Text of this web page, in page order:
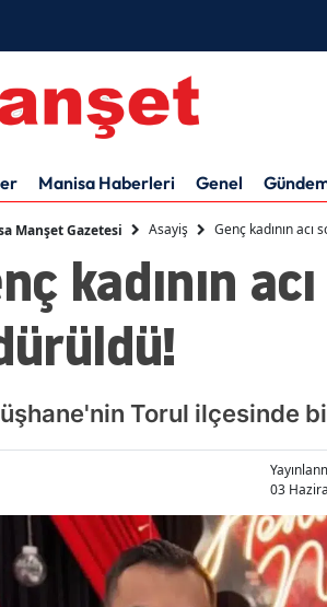
Manisa Haberleri Genel
Manşet Gazetesi Asayiş Genç kadının
kadının
Torul ilçesinde
03